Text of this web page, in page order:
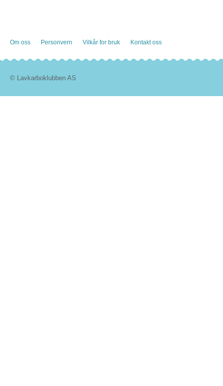
Om oss Personvern Vilkår for bruk Kontakt oss
© Lavkarboklubben AS